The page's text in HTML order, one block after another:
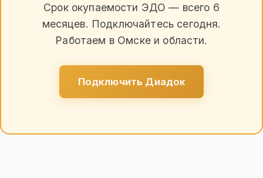
Срок окупаемости ЭДО — всего 6
месяцев. Подключайтесь сегодня.
Работаем в Омске и области.
Подключить Диадок